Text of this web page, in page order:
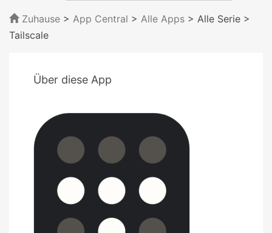
Zuhause > App Central > Alle Apps > Alle Serie >
Tailscale
Über diese App